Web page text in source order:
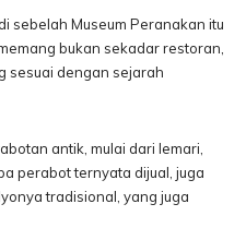
sebelah Museum Peranakan itu
bukan sekadar restoran,
sesuai dengan sejarah
antik, mulai dari lemari,
perabot ternyata dijual, juga
tradisional, yang juga